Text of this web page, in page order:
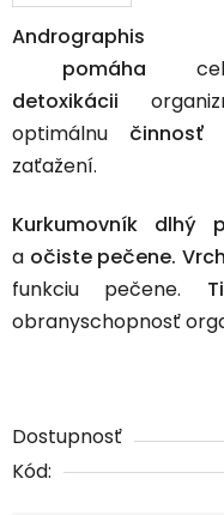
pomáha
detoxikácii
optimálnu
činnosť
zaťažení.
Kurkumovník dlhý
a očiste pečene.
funkciu pečene.
obranyschopnosť
Dostupnosť
Kód: